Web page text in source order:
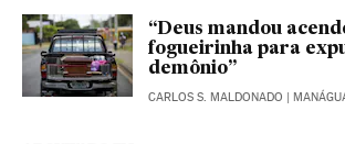
“Deus mandou
fogueirinha para
demônio”
CARLOS S. MALDONADO |